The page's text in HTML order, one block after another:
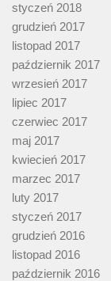
styczeń 2018
grudzień 2017
listopad 2017
październik 2017
wrzesień 2017
lipiec 2017
czerwiec 2017
maj 2017
kwiecień 2017
marzec 2017
luty 2017
styczeń 2017
grudzień 2016
listopad 2016
październik 2016